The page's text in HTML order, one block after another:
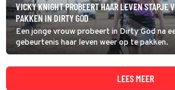
VICKY KNIGHT PROBEERT HAAR LEVEN STAPJE
PAKKEN IN DIRTY GOD
Een jonge vrouw probeert in Dirty God na
gebeurtenis haar leven weer op te pakken.
LEES MEER